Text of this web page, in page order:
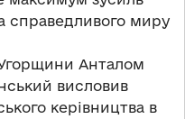
справедливого миру
Анталом
висловив
керівництва в